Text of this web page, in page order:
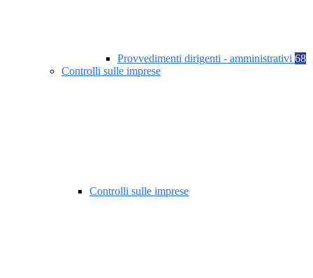
Provvedimenti dirigenti - amministrativi 68
Controlli sulle imprese
Controlli sulle imprese